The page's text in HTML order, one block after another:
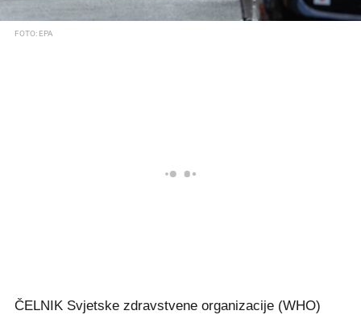
FOTO: EPA
ČELNIK Svjetske zdravstvene organizacije (WHO)